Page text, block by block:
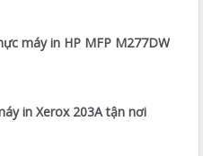
máy in HP MFP M277DW
in Xerox 203A tận nơi